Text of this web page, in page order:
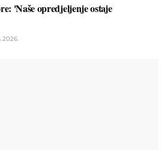
'Naše opredjeljenje ostaje
2026.